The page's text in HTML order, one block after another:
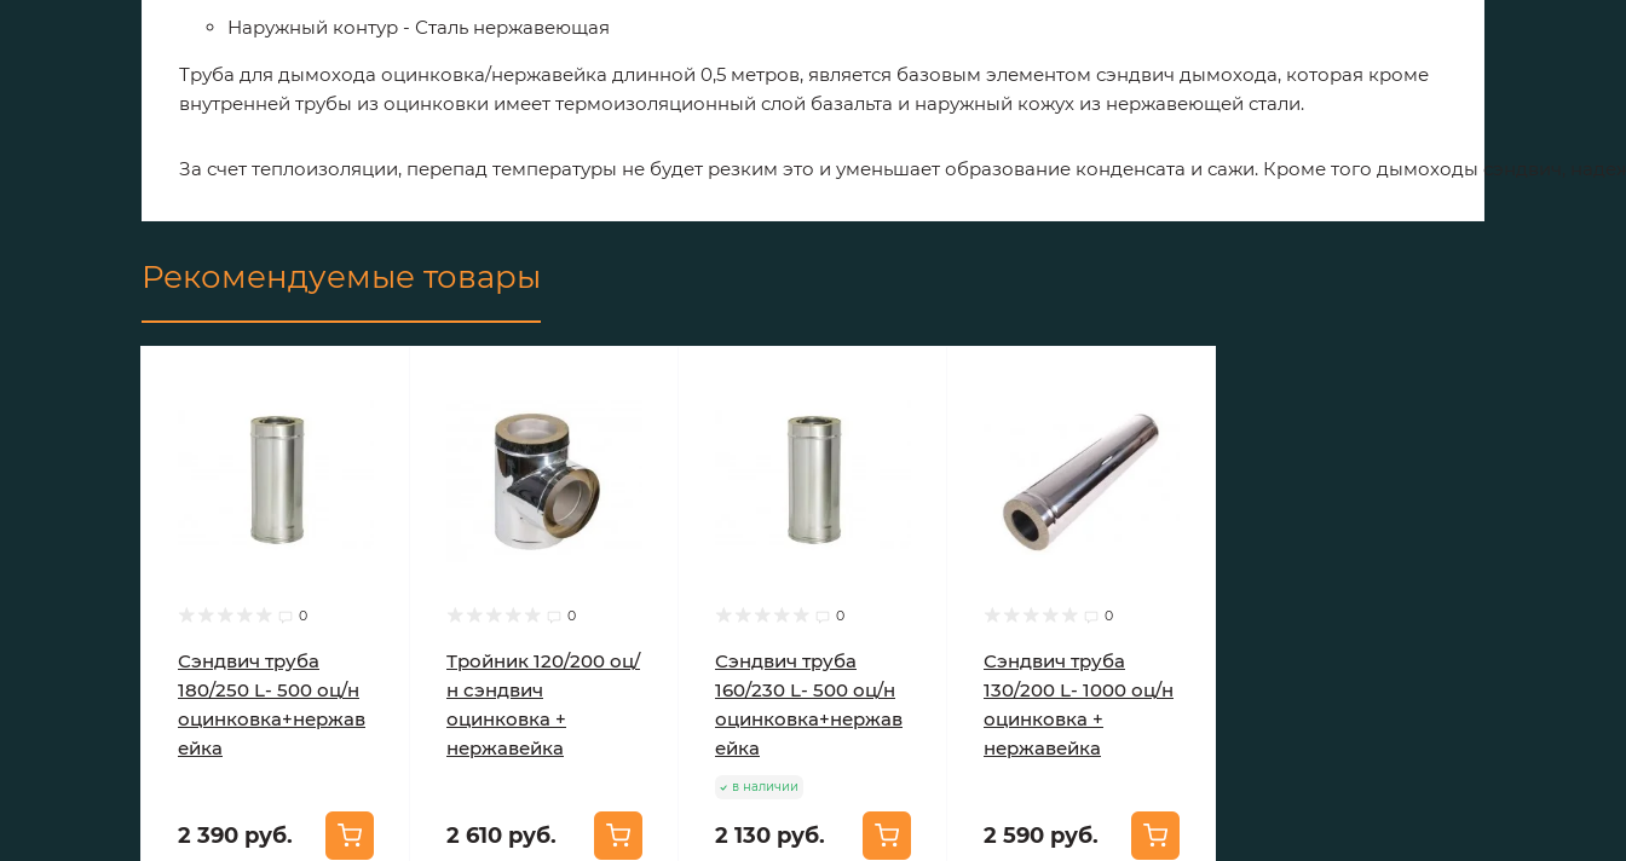
Наружный контур - Сталь нержавеющая
Труба для дымохода оцинковка/нержавейка длинной 0,5 метров, является базовым элементом сэндвич дымохода, которая кроме
внутренней трубы из оцинковки имеет термоизоляционный слой базальта и наружный кожух из нержавеющей стали.
За счет теплоизоляции, перепад температуры не будет резким это и уменьшает образование конденсата и сажи. Кроме того дымоходы сэндвич
Рекомендуемые товары
0
Сэндвич труба
180/250 L- 500 оц/н
оцинковка+нержав
ейка
2 390 руб.
0
Тройник 120/200 оц/
н сэндвич
оцинковка +
нержавейка
2 610 руб.
0
Сэндвич труба
160/230 L- 500 оц/н
оцинковка+нержав
ейка
в наличии
2 130 руб.
0
Сэндвич труба
130/200 L- 1000 оц/н
оцинковка +
нержавейка
2 590 руб.